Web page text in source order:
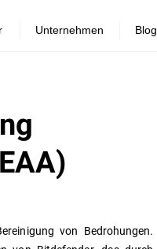
Unternehmen Blog
von Bedrohungen.